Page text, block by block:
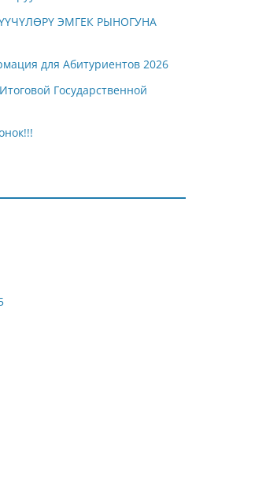
ЭМГЕК РЫНОГУНА
для Абитуриентов 2026
Государственной